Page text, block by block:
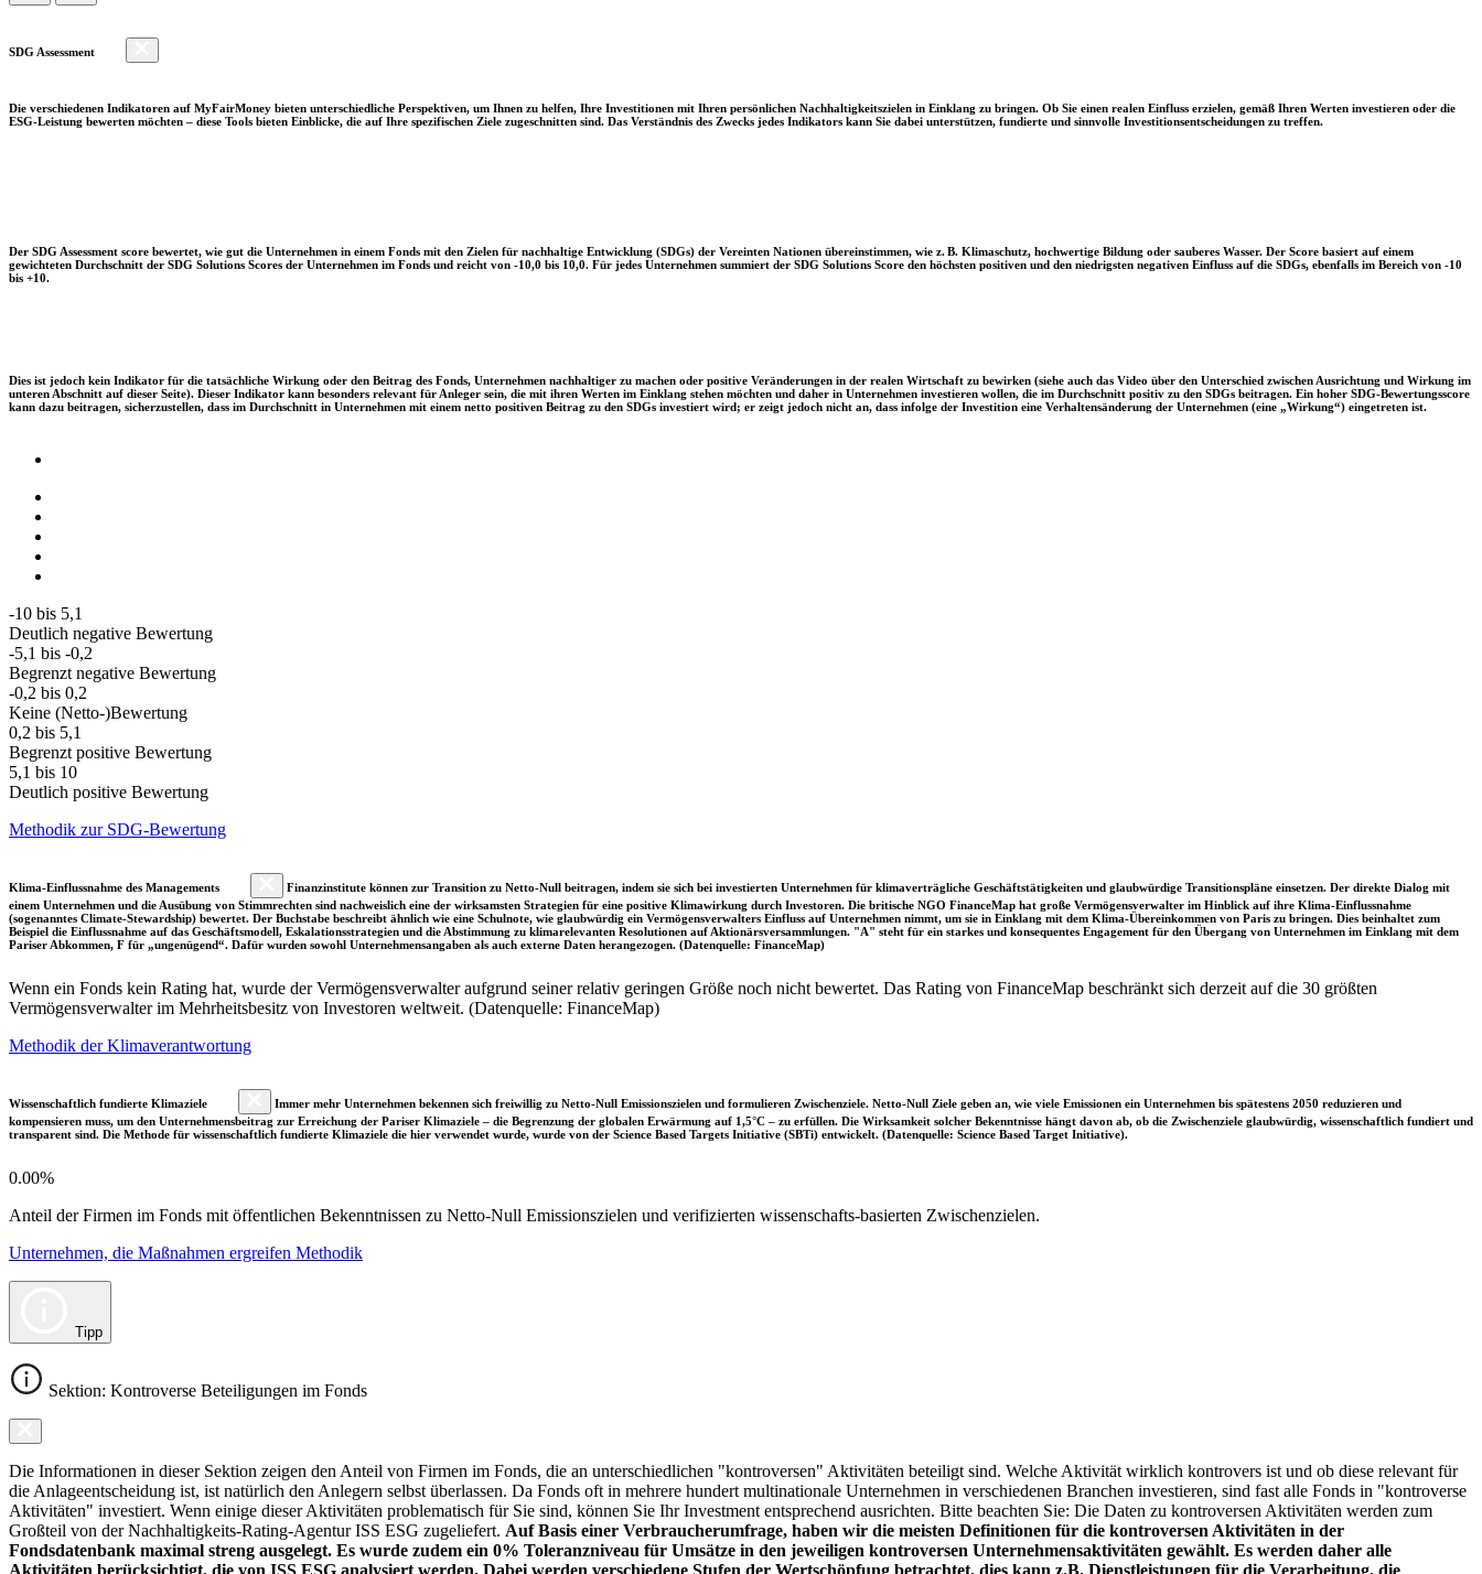
SDG Assessment
Die verschiedenen Indikatoren auf MyFairMoney bieten unterschiedliche Perspektiven, um Ihnen zu helfen, Ihre Investitionen mit Ihren persönlichen Nachhaltigkeitszielen in Einklang zu bringen. Ob Sie einen realen Einfluss erzielen, gemäß Ihren Werten investieren oder die
ESG-Leistung bewerten möchten – diese Tools bieten Einblicke, die auf Ihre spezifischen Ziele zugeschnitten sind. Das Verständnis des Zwecks jedes Indikators kann Sie dabei unterstützen, fundierte und sinnvolle Investitionsentscheidungen zu treffen.
Der SDG Assessment score bewertet, wie gut die Unternehmen in einem Fonds mit den Zielen für nachhaltige Entwicklung (SDGs) der Vereinten Nationen übereinstimmen, wie z. B. Klimaschutz, hochwertige Bildung oder sauberes Wasser. Der Score basiert auf einem
gewichteten Durchschnitt der SDG Solutions Scores der Unternehmen im Fonds und reicht von -10,0 bis 10,0. Für jedes Unternehmen summiert der SDG Solutions Score den höchsten positiven und den niedrigsten negativen Einfluss auf die SDGs, ebenfalls im Bereich von -10
bis +10.
Dies ist jedoch kein Indikator für die tatsächliche Wirkung oder den Beitrag des Fonds, Unternehmen nachhaltiger zu machen oder positive Veränderungen in der realen Wirtschaft zu bewirken (siehe auch das Video über den Unterschied zwischen Ausrichtung und Wirkung im
unteren Abschnitt auf dieser Seite). Dieser Indikator kann besonders relevant für Anleger sein, die mit ihren Werten im Einklang stehen möchten und daher in Unternehmen investieren wollen, die im Durchschnitt positiv zu den SDGs beitragen. Ein hoher SDG-Bewertungsscore
kann dazu beitragen, sicherzustellen, dass im Durchschnitt in Unternehmen mit einem netto positiven Beitrag zu den SDGs investiert wird; er zeigt jedoch nicht an, dass infolge der Investition eine Verhaltensänderung der Unternehmen (eine „Wirkung“) eingetreten ist.
-10 bis 5,1
Deutlich negative Bewertung
-5,1 bis -0,2
Begrenzt negative Bewertung
-0,2 bis 0,2
Keine (Netto-)Bewertung
0,2 bis 5,1
Begrenzt positive Bewertung
5,1 bis 10
Deutlich positive Bewertung
Methodik zur SDG-Bewertung
Klima-Einflussnahme des Managements
Finanzinstitute können zur Transition zu Netto-Null beitragen, indem sie sich bei investierten Unternehmen für klimaverträgliche Geschäftstätigkeiten und glaubwürdige Transitionspläne einsetzen. Der direkte Dialog mit
einem Unternehmen und die Ausübung von Stimmrechten sind nachweislich eine der wirksamsten Strategien für eine positive Klimawirkung durch Investoren. Die britische NGO FinanceMap hat große Vermögensverwalter im Hinblick auf ihre Klima-Einflussnahme
(sogenanntes Climate-Stewardship) bewertet. Der Buchstabe beschreibt ähnlich wie eine Schulnote, wie glaubwürdig ein Vermögensverwalters Einfluss auf Unternehmen nimmt, um sie in Einklang mit dem Klima-Übereinkommen von Paris zu bringen. Dies beinhaltet zum
Beispiel die Einflussnahme auf das Geschäftsmodell, Eskalationsstrategien und die Abstimmung zu klimarelevanten Resolutionen auf Aktionärsversammlungen. "A" steht für ein starkes und konsequentes Engagement für den Übergang von Unternehmen im Einklang mit dem
Pariser Abkommen, F für „ungenügend“. Dafür wurden sowohl Unternehmensangaben als auch externe Daten herangezogen. (Datenquelle: FinanceMap)
Wenn ein Fonds kein Rating hat, wurde der Vermögensverwalter aufgrund seiner relativ geringen Größe noch nicht bewertet. Das Rating von FinanceMap beschränkt sich derzeit auf die 30 größten
Vermögensverwalter im Mehrheitsbesitz von Investoren weltweit. (Datenquelle: FinanceMap)
Methodik der Klimaverantwortung
Wissenschaftlich fundierte Klimaziele
Immer mehr Unternehmen bekennen sich freiwillig zu Netto-Null Emissionszielen und formulieren Zwischenziele. Netto-Null Ziele geben an, wie viele Emissionen ein Unternehmen bis spätestens 2050 reduzieren und
kompensieren muss, um den Unternehmensbeitrag zur Erreichung der Pariser Klimaziele – die Begrenzung der globalen Erwärmung auf 1,5°C – zu erfüllen. Die Wirksamkeit solcher Bekenntnisse hängt davon ab, ob die Zwischenziele glaubwürdig, wissenschaftlich fundiert und
transparent sind. Die Methode für wissenschaftlich fundierte Klimaziele die hier verwendet wurde, wurde von der Science Based Targets Initiative (SBTi) entwickelt. (Datenquelle: Science Based Target Initiative).
0.00%
Anteil der Firmen im Fonds mit öffentlichen Bekenntnissen zu Netto-Null Emissionszielen und verifizierten wissenschafts-basierten Zwischenzielen.
Unternehmen, die Maßnahmen ergreifen Methodik
Tipp
Sektion: Kontroverse Beteiligungen im Fonds
Die Informationen in dieser Sektion zeigen den Anteil von Firmen im Fonds, die an unterschiedlichen "kontroversen" Aktivitäten beteiligt sind. Welche Aktivität wirklich kontrovers ist und ob diese relevant für
die Anlageentscheidung ist, ist natürlich den Anlegern selbst überlassen. Da Fonds oft in mehrere hundert multinationale Unternehmen in verschiedenen Branchen investieren, sind fast alle Fonds in "kontroverse
Aktivitäten" investiert. Wenn einige dieser Aktivitäten problematisch für Sie sind, können Sie Ihr Investment entsprechend ausrichten. Bitte beachten Sie: Die Daten zu kontroversen Aktivitäten werden zum
Großteil von der Nachhaltigkeits-Rating-Agentur ISS ESG zugeliefert. Auf Basis einer Verbraucherumfrage, haben wir die meisten Definitionen für die kontroversen Aktivitäten in der
Fondsdatenbank maximal streng ausgelegt. Es wurde zudem ein 0% Toleranzniveau für Umsätze in den jeweiligen kontroversen Unternehmensaktivitäten gewählt. Es werden daher alle
Aktivitäten berücksichtigt, die von ISS ESG analysiert werden. Dabei werden verschiedene Stufen der Wertschöpfung betrachtet, dies kann z.B. Dienstleistungen für die Verarbeitung, die